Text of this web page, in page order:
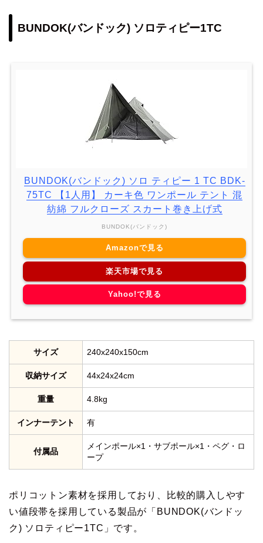
BUNDOK(バンドック) ソロティピー1TC
BUNDOK(バンドック) ソロ ティピー 1 TC BDK-
75TC 【1人用】 カーキ色 ワンポール テント 混
紡綿 フルクローズ スカート巻き上げ式
BUNDOK(バンドック)
Amazonで見る
楽天市場で見る
Yahoo!で見る
サイズ 240x240x150cm
収納サイズ 44x24x24cm
重量 4.8kg
インナーテント 有
付属品
メインポール×1・サブポール×1・ペグ・ロ
ープ
ポリコットン素材を採用しており、比較的購入しやす
い値段帯を採用している製品が「BUNDOK(バンドッ
ク) ソロティピー1TC」です。